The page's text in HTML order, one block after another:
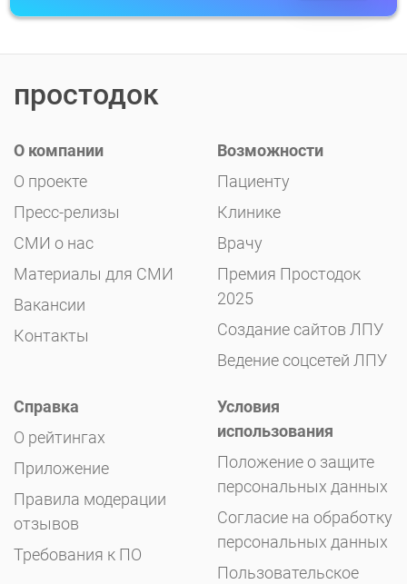
простодок
О компании
О проекте
Пресс-релизы
СМИ о нас
Материалы для СМИ
Вакансии
Контакты
Возможности
Пациенту
Клинике
Врачу
Премия Простодок
2025
Создание сайтов ЛПУ
Ведение соцсетей ЛПУ
Справка
О рейтингах
Приложение
Правила модерации
отзывов
Требования к ПО
Условия
использования
Положение о защите
персональных данных
Согласие на обработку
персональных данных
Пользовательское